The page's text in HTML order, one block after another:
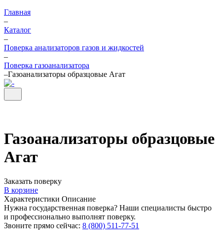
Главная
–
Каталог
–
Поверка анализаторов газов и жидкостей
–
Поверка газоанализатора
–Газоанализаторы образцовые Агат
Газоанализаторы образцовые
Агат
Заказать поверку
В корзине
Характеристики Описание
Нужна государственная поверка? Наши специалисты быстро
и профессионально выполнят поверку.
Звоните прямо сейчас: 8 (800) 511-77-51